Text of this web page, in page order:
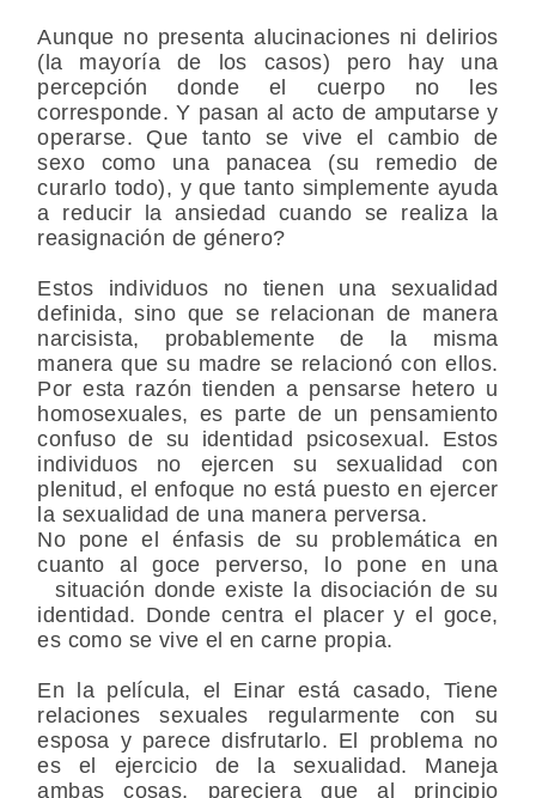
Aunque no presenta alucinaciones ni delirios
(la mayoría de los casos) pero hay una
percepción donde el cuerpo no les
corresponde. Y pasan al acto de amputarse y
operarse. Que tanto se vive el cambio de
sexo como una panacea (su remedio de
curarlo todo), y que tanto simplemente ayuda
a reducir la ansiedad cuando se realiza la
reasignación de género?
Estos individuos no tienen una sexualidad
definida, sino que se relacionan de manera
narcisista, probablemente de la misma
manera que su madre se relacionó con ellos.
Por esta razón tienden a pensarse hetero u
homosexuales, es parte de un pensamiento
confuso de su identidad psicosexual. Estos
individuos no ejercen su sexualidad con
plenitud, el enfoque no está puesto en ejercer
la sexualidad de una manera perversa.
No pone el énfasis de su problemática en
cuanto al goce perverso, lo pone en una
situación donde existe la disociación de su
identidad. Donde centra el placer y el goce,
es como se vive el en carne propia.
En la película, el Einar está casado, Tiene
relaciones sexuales regularmente con su
esposa y parece disfrutarlo. El problema no
es el ejercicio de la sexualidad. Maneja
ambas cosas, pareciera que al principio